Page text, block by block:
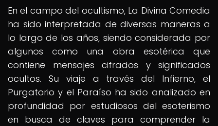
En el campo del ocultismo, La Divina Comedia
ha sido interpretada de diversas maneras a
lo largo de los años, siendo considerada por
algunos como una obra esotérica que
contiene mensajes cifrados y significados
ocultos. Su viaje a través del Infierno, el
Purgatorio y el Paraíso ha sido analizado en
profundidad por estudiosos del esoterismo
en busca de claves para comprender la